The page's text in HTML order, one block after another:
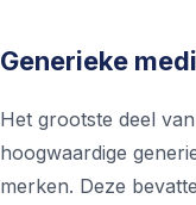
Generieke
Het grootste deel
hoogwaardige
merken. Deze